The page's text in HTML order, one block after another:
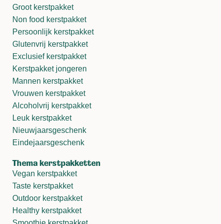
Groot kerstpakket
Non food kerstpakket
Persoonlijk kerstpakket
Glutenvrij kerstpakket
Exclusief kerstpakket
Kerstpakket jongeren
Mannen kerstpakket
Vrouwen kerstpakket
Alcoholvrij kerstpakket
Leuk kerstpakket
Nieuwjaarsgeschenk
Eindejaarsgeschenk
Thema kerstpakketten
Vegan kerstpakket
Taste kerstpakket
Outdoor kerstpakket
Healthy kerstpakket